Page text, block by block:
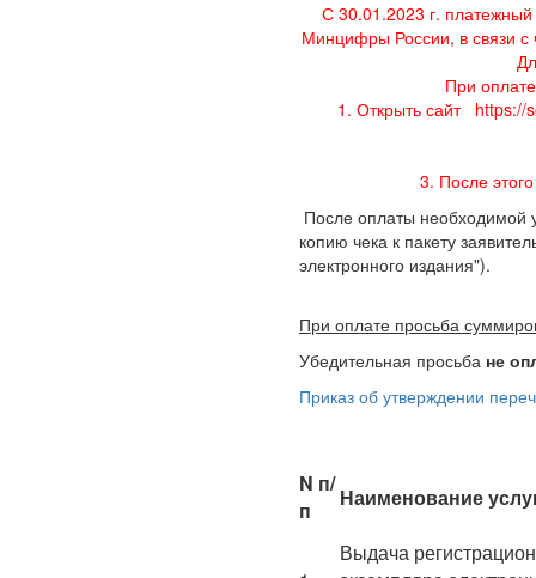
С 30.01.2023 г.
Минцифры России, в связи с
При
1. Открыть сайт https://
3. После
После оплаты необходимой
копию чека к пакету
электронного издания").
При оплате просьба
Убедительная просьба не
Приказ об утверждении
N п/
п
Наименование
Выдача